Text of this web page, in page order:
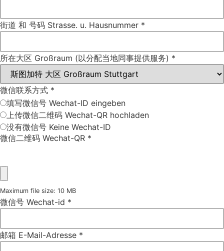
街道 和 号码 Strasse. u. Hausnummer *
所在大区 Großraum (以分配当地同事提供服务) *
微信联系方式 *
填写微信号 Wechat-ID eingeben
上传微信二维码 Wechat-QR hochladen
没有微信号 Keine Wechat-ID
微信二维码 Wechat-QR *
Maximum file size: 10 MB
微信号 Wechat-id *
邮箱 E-Mail-Adresse *